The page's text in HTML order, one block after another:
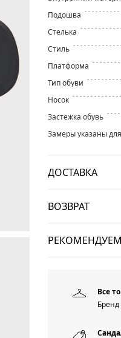
Подошва
Стелька
Стиль
Платформа
Тип обуви
Носок
Застежка обувь
Замеры указаны для
ДОСТАВКА
ВОЗВРАТ
РЕКОМЕНДУЕМ
Все
Бренд